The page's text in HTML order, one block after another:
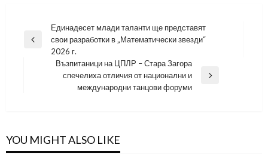
Навигация
Previous
Единадесет млади таланти ще представят
свои разработки в „Математически звезди“
2026 г.
Възпитаници на ЦПЛР – Стара Загора
спечелиха отличия от национални и
международни танцови форуми
YOU MIGHT ALSO LIKE